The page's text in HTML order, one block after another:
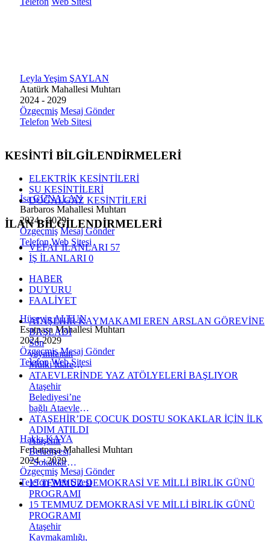
Leyla Yeşim ŞAYLAN
Atatürk Mahallesi Muhtarı
2024 - 2029
Özgeçmiş Mesaj Gönder
Telefon Web Sitesi
İsa GÜNALAN
Barbaros Mahallesi Muhtarı
2024 - 2029
Özgeçmiş Mesaj Gönder
Telefon Web Sitesi
Hüseyin ALTUN
Esatpaşa Mahallesi Muhtarı
2024-2029
Özgeçmiş Mesaj Gönder
Telefon Web Sitesi
Hakkı KAYA
Ferhatpaşa Mahallesi Muhtarı
2024 - 2029
Özgeçmiş Mesaj Gönder
Telefon Web Sitesi
KESİNTİ BİLGİLENDİRMELERİ
ELEKTRİK KESİNTİLERİ
SU KESİNTİLERİ
DOĞALGAZ KESİNTİLERİ
İLAN BİLGİLENDİRMELERİ
VEFAT İLANLARI 57
İŞ İLANLARI 0
HABER
DUYURU
FAALİYET
ATAŞEHİR KAYMAKAMI EREN ARSLAN GÖREVİNE
BAŞLADI
Son
yayımlanan
Mülki İdare
Amirleri
Kararnamesi ile
Ataşehir
Kaymakamlığı
görevine atanan
Eren Arslan,
bugün ilçeye
gelerek yeni
görevine
başladı.
ATAEVLERİNDE YAZ ATÖLYELERİ BAŞLIYOR
Ataşehir
Belediyesi’ne
bağlı Ataevleri
Sosyal Hizmet
Merkezleri, yaz
döneminde
çocuklara
yönelik eğitici
ve eğlenceli
atölye
programları
düzenliyor.
İçerenköy
Ataevi Sosyal
Hizmet
ATAŞEHİR’DE ÇOCUK DOSTU SOKAKLAR İÇİN İLK
ADIM ATILDI
Ataşehir
Belediyesi,
“Sokaklar
Dönüşüyor”
programı
kapsamında
Esatpaşa
Mahallesi’nde
gerçekleştirdiği
tanıtım
15 TEMMUZ DEMOKRASİ VE MİLLİ BİRLİK GÜNÜ
PROGRAMI
15 TEMMUZ DEMOKRASİ VE MİLLİ BİRLİK GÜNÜ
PROGRAMI
Ataşehir
Kaymakamlığı,